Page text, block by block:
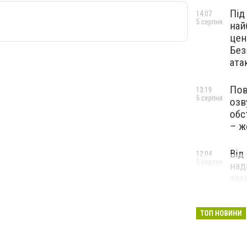
14:07
5 серпня
–
13:19
5 серпня
12:04
5 серпня
ТОП НОВИНИ